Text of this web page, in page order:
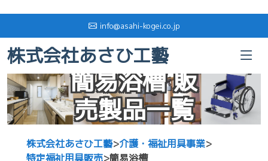
info@asahi-kogei.co.jp
株式会社あさひ工藝
簡易浴槽 販
売製品一覧
株式会社あさひ工藝> 介護・福祉用具事業>
特定福祉用具販売> 簡易浴槽